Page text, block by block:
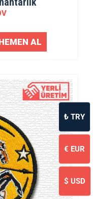
AL
₺ TRY
€ EUR
$ USD